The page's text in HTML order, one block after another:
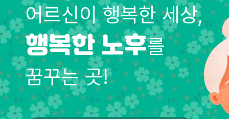
어르신이 행복한 세상,
행복한 노후를
꿈꾸는 곳!